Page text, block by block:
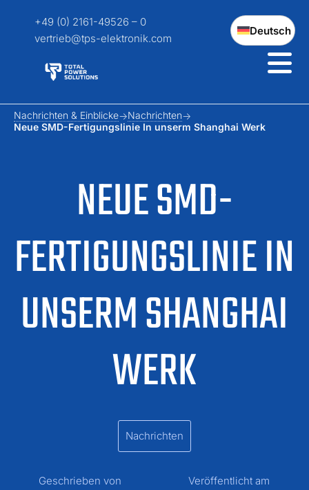
+49 (0) 2161-49526 – 0
vertrieb@tps-elektronik.com
Deutsch
NEUE SMD-
FERTIGUNGSLINIE IN
UNSERM SHANGHAI
WERK
Nachrichten & Einblicke
Nachrichten
Neue SMD-Fertigungslinie In unserm Shanghai Werk
Nachrichten
Geschrieben von
Veröffentlicht am